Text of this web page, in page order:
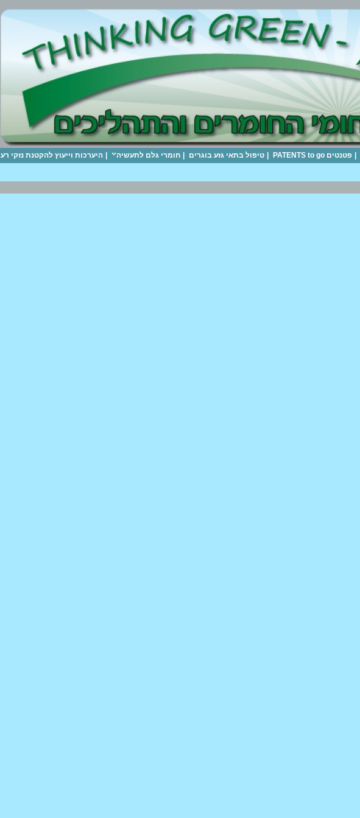
פטנטים PATENTS to go טיפול בתאי גזע בוגרים חומרי גלם לתעשיה היערכות וייעוץ להקטנת נזקי